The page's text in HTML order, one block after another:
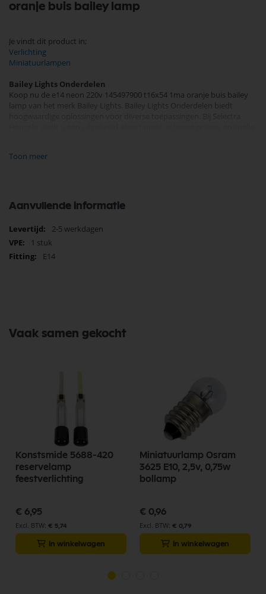
oranje buis bailey lamp
Je vindt dit product in;
Verlichting
Miniatuurlampen
Bailey Lights Onderdelen
Koop nu de e14 neon 220v 145497900 t16x54 1ma oranje buis bailey
lamp van het merk Bailey Lights. Bailey Lights Onderdelen biedt
Toon meer
Aanvullende informatie
Meer
informatie
2-5 werkdagen
1 stuk
E14
Vaak samen gekocht
Konstsmide 5688-420
reservelamp
feestverlichting
€ 6,95
€ 5,74
In winkelwagen
Miniatuurlamp Osram
3625 E10, 2,5v, 0,75w
bollamp
€ 0,96
€ 0,79
In winkelwagen